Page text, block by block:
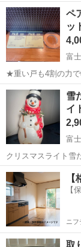
ペ
ッ
富
★重い戸も4割の力で
が、従来敷居 使用時
静岡 富士市
雪
イ
富
クリスマスライト雪
す。 色褪せもあるかと思
たのですが、置くとこ
きさは後ほど載せま
静岡 富士市
【
ニ
取